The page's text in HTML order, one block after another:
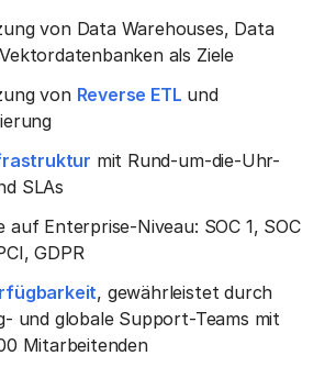
von Data Warehouses, Data
als Ziele
von Reverse ETL und
mit Rund-um-die-Uhr-
SLAs
auf Enterprise-Niveau: SOC 1, SOC
GDPR
, gewährleistet durch
und globale Support-Teams mit
Mitarbeitenden